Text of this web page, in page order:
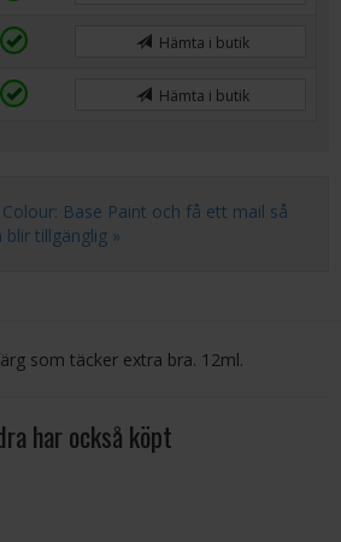
Hämta i butik
Hämta i butik
Base Paint och få ett mail så
tillgänglig »
som täcker extra bra. 12ml.
har också köpt